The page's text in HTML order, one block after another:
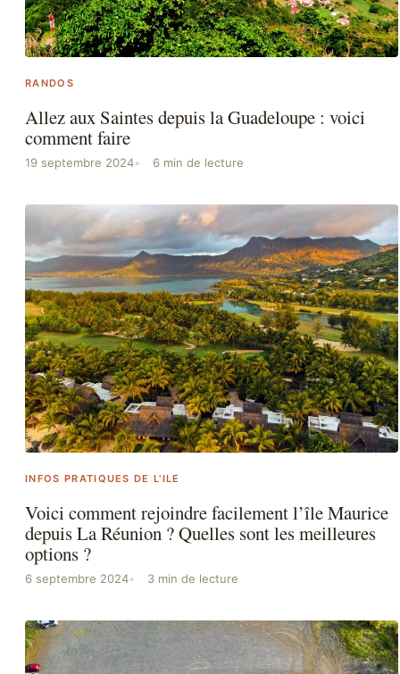
RANDOS
Allez aux Saintes depuis la Guadeloupe : voici
comment faire
19 septembre 2024 6 min de lecture
INFOS PRATIQUES DE L'ILE
Voici comment rejoindre facilement l’île Maurice
depuis La Réunion ? Quelles sont les meilleures
options ?
6 septembre 2024 3 min de lecture